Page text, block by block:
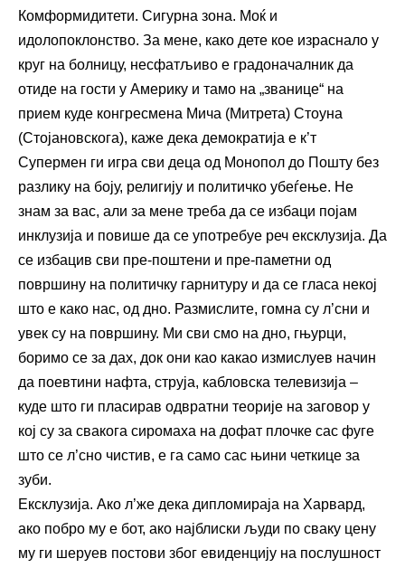
Комформидитети. Сигурна зона. Моќ и
идолопоклонство. За мене, како дете кое израснало у
круг на болницу, несфатљиво е градоначалник да
отиде на гости у Америку и тамо на „званице“ на
прием куде конгресмена Мича (Митрета) Стоуна
(Стојановскога), каже дека демократија е к’т
Супермен ги игра сви деца од Монопол до Пошту без
разлику на боју, религију и политичко убеѓење. Не
знам за вас, али за мене треба да се избаци појам
инклузија и повише да се употребуе реч ексклузија. Да
се избацив сви пре-поштени и пре-паметни од
површину на политичку гарнитуру и да се гласа некој
што е како нас, од дно. Размислите, гомна су л’сни и
увек су на површину. Ми сви смо на дно, гњурци,
боримо се за дах, док они као какао измислуев начин
да поевтини нафта, струја, кабловска телевизија –
куде што ги пласирав одвратни теорије на заговор у
кој су за свакога сиромаха на дофат плочке сас фуге
што се л’сно чистив, е га само сас њини четкице за
зуби.
Ексклузија. Ако л’же дека дипломираја на Харвард,
ако побро му е бот, ако најблиски људи по сваку цену
му ги шеруев постови због евиденцију на послушност